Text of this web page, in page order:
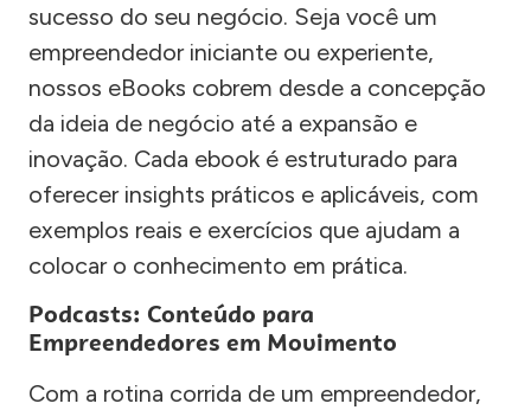
sucesso do seu negócio. Seja você um
empreendedor iniciante ou experiente,
nossos eBooks cobrem desde a concepção
da ideia de negócio até a expansão e
inovação. Cada ebook é estruturado para
oferecer insights práticos e aplicáveis, com
exemplos reais e exercícios que ajudam a
colocar o conhecimento em prática.
Podcasts: Conteúdo para
Empreendedores em Movimento
Com a rotina corrida de um empreendedor,